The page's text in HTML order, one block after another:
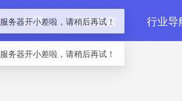
首页 数据检索 行业导
服务器开小差啦，请稍后再试！
服务器开小差啦，请稍后再试！